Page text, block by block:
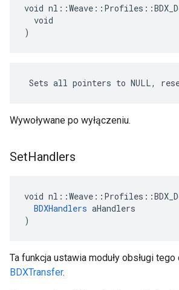
void
  void
)
Sets all pointers to NULL,
Wywoływane po wyłączeniu.
SetHandlers
void
BDXHandlers aHandlers
)
Ta funkcja ustawia moduły obsługi
BDXTransfer.